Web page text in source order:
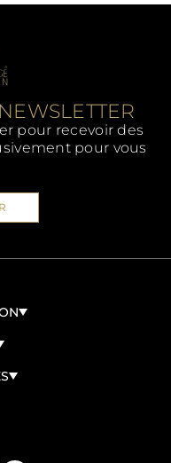
pour recevoir des
pour vous